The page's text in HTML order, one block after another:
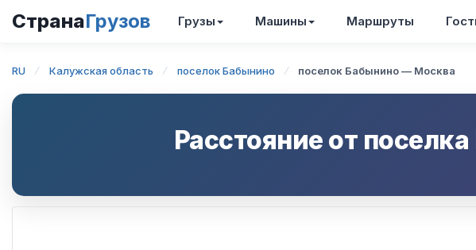
СтранаГрузов Грузы Машины Маршруты
RU Калужская область поселок Бабынино поселок Бабынино — Москва
Расстояние от